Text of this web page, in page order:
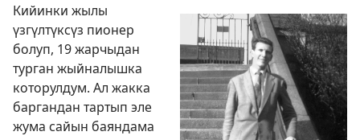
Кийинки жылы
үзгүлтүксүз пионер
болуп, 19 жарчыдан
турган жыйналышка
которулдум. Ал жакка
баргандан тартып эле
жума сайын баяндама